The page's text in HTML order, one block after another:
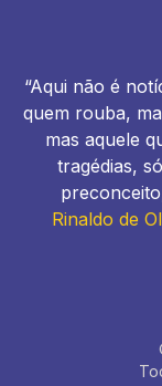
“Aqui não é
quem rouba,
mas aquele
tragédias,
Rinaldo de